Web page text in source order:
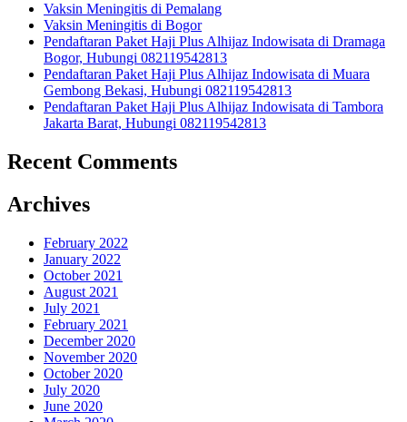
Vaksin Meningitis di Pemalang
Vaksin Meningitis di Bogor
Pendaftaran Paket Haji Plus Alhijaz Indowisata di Dramaga
Bogor, Hubungi 082119542813
Pendaftaran Paket Haji Plus Alhijaz Indowisata di Muara
Gembong Bekasi, Hubungi 082119542813
Pendaftaran Paket Haji Plus Alhijaz Indowisata di Tambora
Jakarta Barat, Hubungi 082119542813
Recent Comments
Archives
February 2022
January 2022
October 2021
August 2021
July 2021
February 2021
December 2020
November 2020
October 2020
July 2020
June 2020